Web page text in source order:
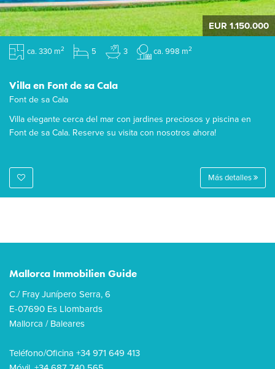
EUR 1.150.000
ca. 330 m2 5 3 ca. 998 m2
Villa en Font de sa Cala
Font de sa Cala
Villa elegante cerca del mar con jardines preciosos y piscina en
Font de sa Cala. Reserve su visita con nosotros ahora!
Más detalles
Mallorca Immobilien Guide
C./ Fray Junípero Serra, 6
E-07690 Es Llombards
Mallorca / Baleares
Teléfono/Oficina +34 971 649 413